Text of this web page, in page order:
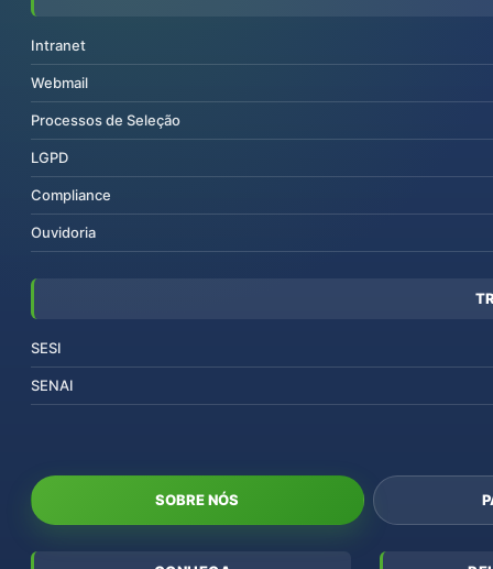
Intranet
Webmail
Processos de Seleção
LGPD
Compliance
Ouvidoria
SESI
SENAI
SOBRE NÓS